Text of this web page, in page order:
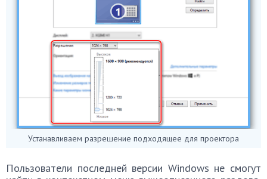
Устанавливаем разрешение подходящее для проектора
Пользователи последней версии Windows не смогут